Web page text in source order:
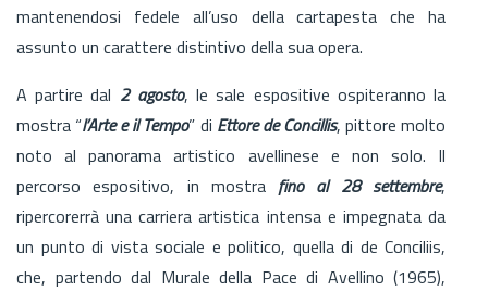
mantenendosi fedele all’uso della cartapesta che ha
assunto un carattere distintivo della sua opera.
A partire dal 2 agosto, le sale espositive ospiteranno la
mostra “l’Arte e il Tempo” di Ettore de Concillis, pittore molto
noto al panorama artistico avellinese e non solo. Il
percorso espositivo, in mostra fino al 28 settembre,
ripercorerrà una carriera artistica intensa e impegnata da
un punto di vista sociale e politico, quella di de Conciliis,
che, partendo dal Murale della Pace di Avellino (1965),